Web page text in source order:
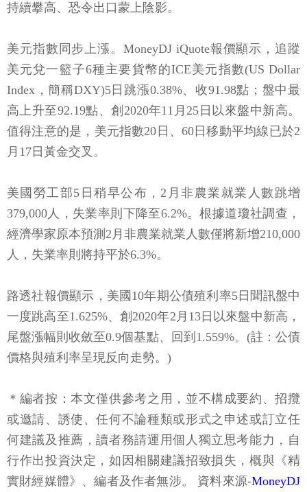
持續攀高、恐令出口蒙上陰影。
美元指數同步上漲。MoneyDJ iQuote報價顯示，追蹤
美元兌一籃子6種主要貨幣的ICE美元指數(US Dollar
Index，簡稱DXY)5日跳漲0.38%、收91.98點；盤中最
高上升至92.19點、創2020年11月25日以來盤中新高。
值得注意的是，美元指數20日、60日移動平均線已於2
月17日黃金交叉。
美國勞工部5日稍早公布，2月非農業就業人數跳增
379,000人，失業率則下降至6.2%。根據道瓊社調查，
經濟學家原本預測2月非農業就業人數僅將新增210,000
人，失業率則將持平於6.3%。
路透社報價顯示，美國10年期公債殖利率5日聞訊盤中
一度跳高至1.625%、創2020年2月13日以來盤中新高，
尾盤漲幅則收斂至0.9個基點、回到1.559%。(註：公債
價格與殖利率呈現反向走勢。)
＊編者按：本文僅供參考之用，並不構成要約、招攬
或邀請、誘使、任何不論種類或形式之申述或訂立任
何建議及推薦，讀者務請運用個人獨立思考能力，自
行作出投資決定，如因相關建議招致損失，概與《精
實財經媒體》、編者及作者無涉。 資料來源-MoneyDJ